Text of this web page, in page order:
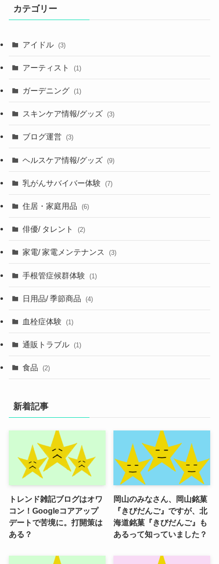
カテゴリー
アイドル (3)
アーティスト (1)
ガーデニング (1)
スキンケア情報/グッズ (3)
ブログ運営 (3)
ヘルスケア情報/グッズ (9)
乳がんサバイバー体験 (7)
住居・家庭用品 (6)
俳優/ タレント (2)
家電/ 家電メンテナンス (3)
手根管症候群体験 (1)
日用品/ 季節商品 (4)
血栓症体験 (1)
通販トラブル (1)
食品 (2)
新着記事
トレンド雑記ブログはオワ
コン！Googleコアアップ
デートで苦境に。打開策は
ある？
岡山のみなさん、岡山銘菓
『きびだんご』ですが、北
海道銘菓『きびだんご』も
あるって知っていました？